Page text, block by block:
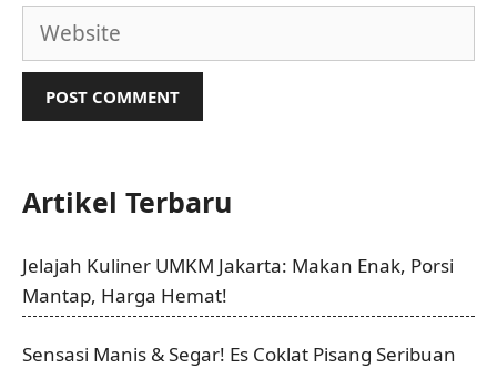
Website
Artikel Terbaru
Jelajah Kuliner UMKM Jakarta: Makan Enak, Porsi
Mantap, Harga Hemat!
Sensasi Manis & Segar! Es Coklat Pisang Seribuan